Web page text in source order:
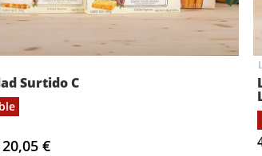
Surtido C
20,05 €